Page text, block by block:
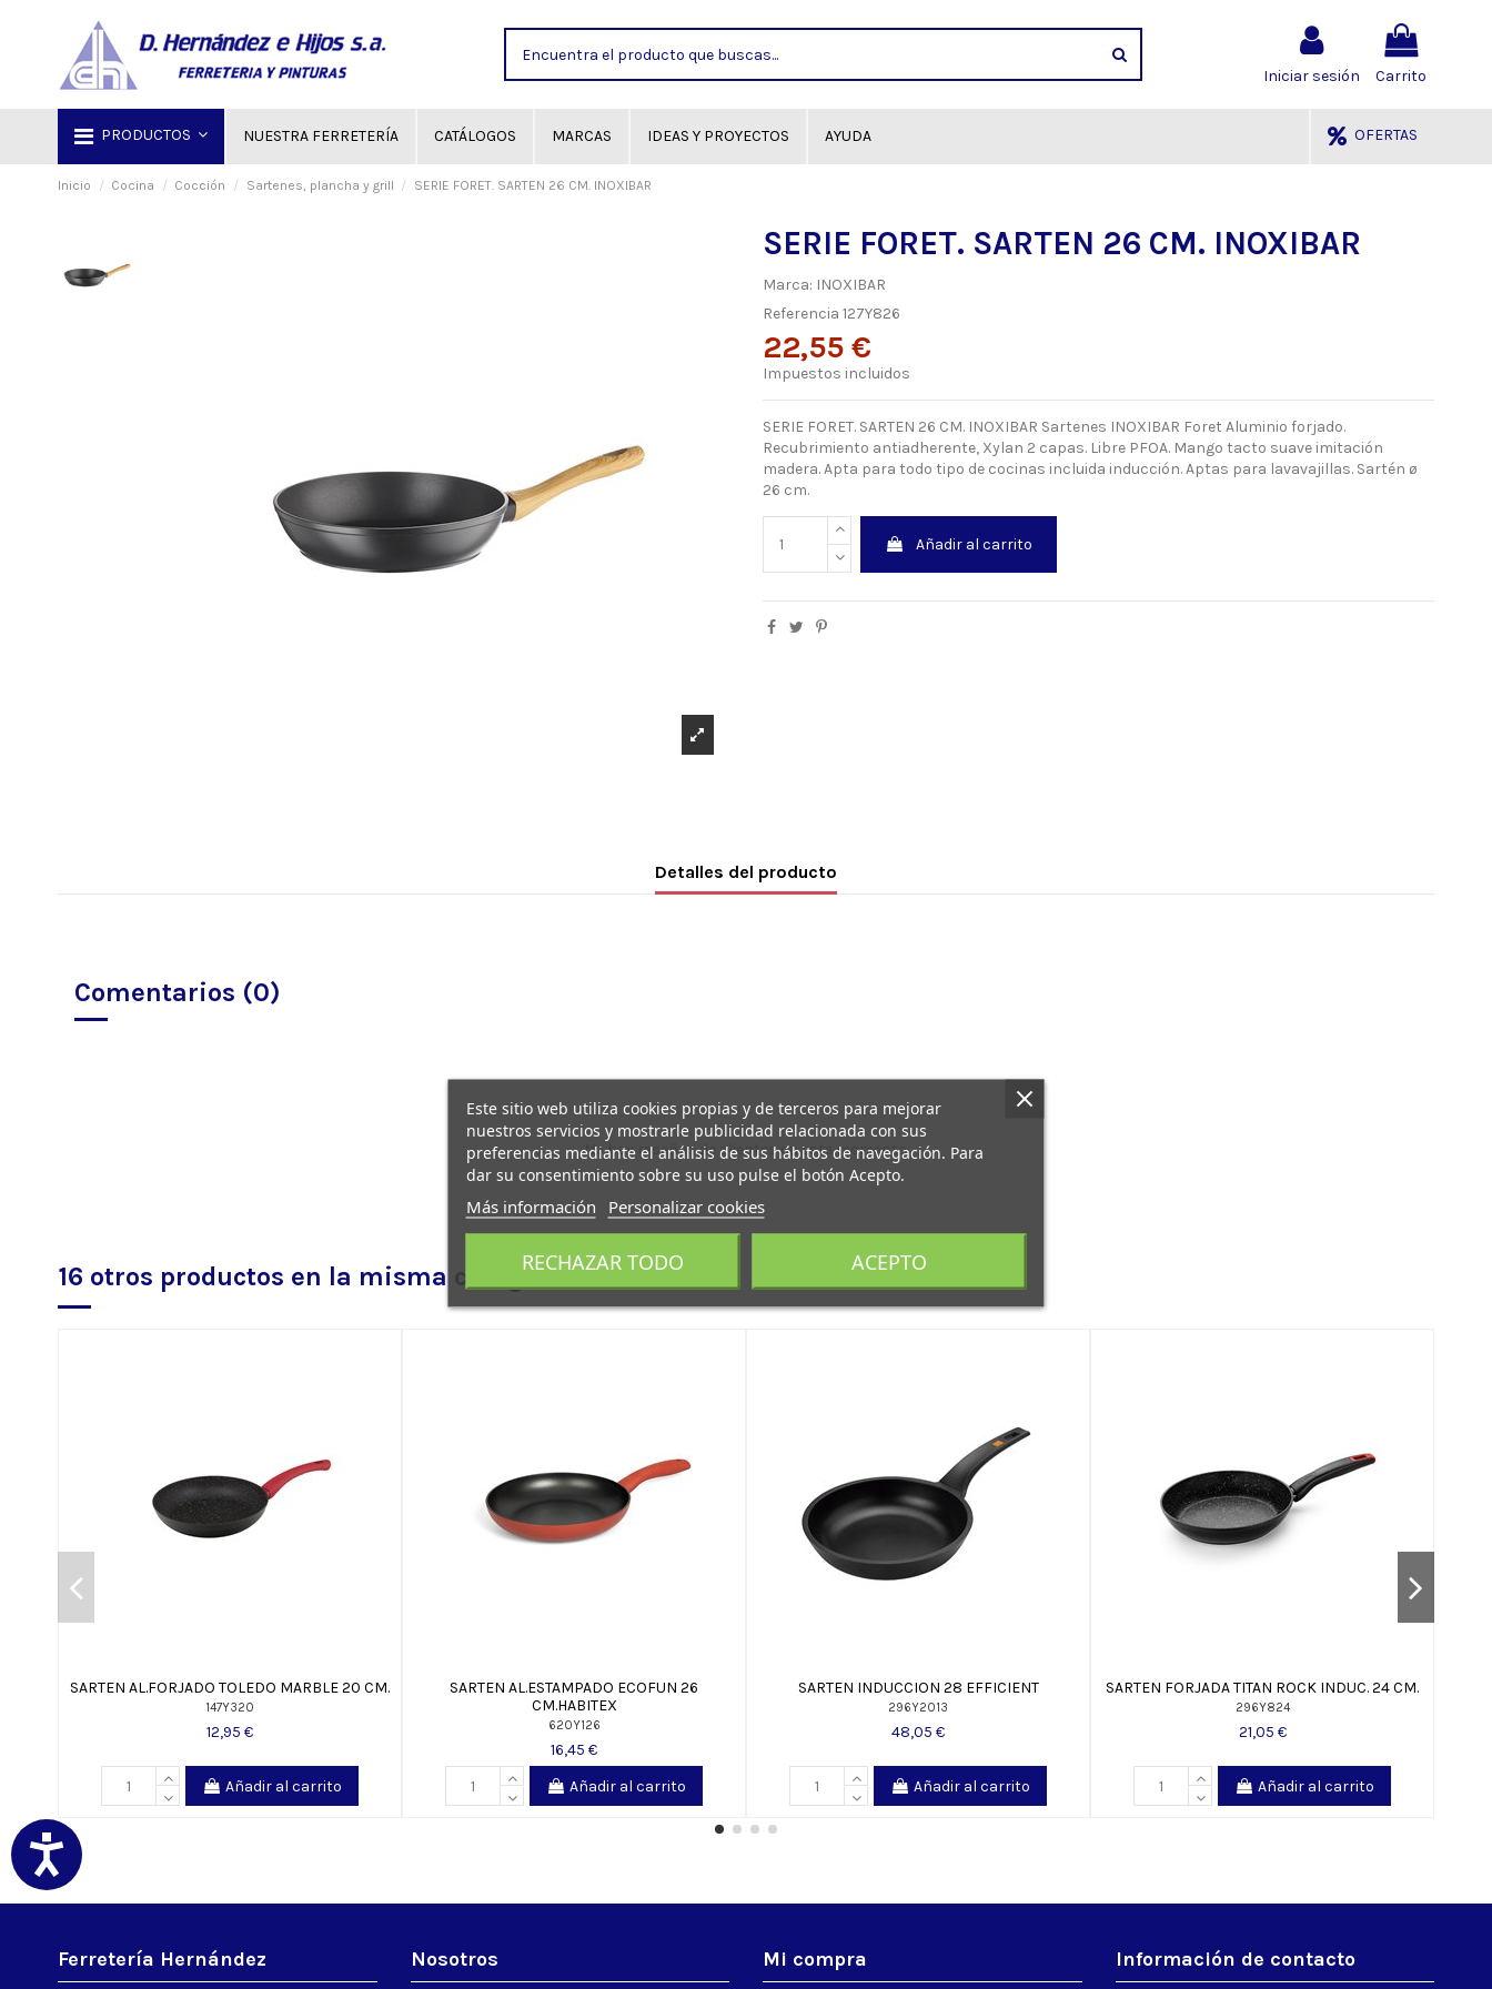
Iniciar sesión Carrito
PRODUCTOS NUESTRA FERRETERÍA CATÁLOGOS MARCAS IDEAS Y PROYECTOS AYUDA OFERTAS
Inicio Cocina Cocción Sartenes, plancha y grill SERIE FORET. SARTEN 26 CM. INOXIBAR
SERIE FORET. SARTEN 26 CM. INOXIBAR
Marca: INOXIBAR
Referencia 127Y826
22,55 €
Impuestos incluidos
SERIE FORET. SARTEN 26 CM. INOXIBAR Sartenes INOXIBAR Foret Aluminio forjado.
Recubrimiento antiadherente, Xylan 2 capas. Libre PFOA. Mango tacto suave imitación
madera. Apta para todo tipo de cocinas incluida inducción. Aptas para lavavajillas. Sartén ø
26 cm.
Añadir al carrito
Detalles del producto
Comentarios (0)
No hay reseñas de clientes en este momento.
16 otros productos en la misma categoría:
SARTEN AL.FORJADO TOLEDO MARBLE 20 CM.
147Y320
12,95 €
Añadir al carrito
SARTEN AL.ESTAMPADO ECOFUN 26
CM.HABITEX
620Y126
16,45 €
Añadir al carrito
SARTEN INDUCCION 28 EFFICIENT
296Y2013
48,05 €
Añadir al carrito
SARTEN FORJADA TITAN ROCK INDUC. 24 CM.
296Y824
21,05 €
Añadir al carrito
Ferretería Hernández Nosotros Mi compra Información de contacto
Este sitio web utiliza cookies propias y de terceros para mejorar
nuestros servicios y mostrarle publicidad relacionada con sus
preferencias mediante el análisis de sus hábitos de navegación. Para
dar su consentimiento sobre su uso pulse el botón Acepto.
Más información Personalizar cookies
RECHAZAR TODO ACEPTO